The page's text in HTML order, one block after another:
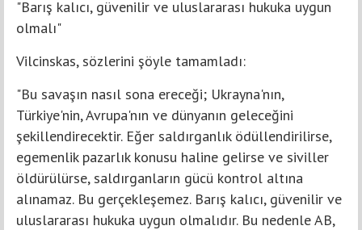
"Barış kalıcı, güvenilir ve uluslararası hukuka uygun
olmalı"
Vilcinskas, sözlerini şöyle tamamladı:
"Bu savaşın nasıl sona ereceği; Ukrayna'nın,
Türkiye'nin, Avrupa'nın ve dünyanın geleceğini
şekillendirecektir. Eğer saldırganlık ödüllendirilirse,
egemenlik pazarlık konusu haline gelirse ve siviller
öldürülürse, saldırganların gücü kontrol altına
alınamaz. Bu gerçekleşemez. Barış kalıcı, güvenilir ve
uluslararası hukuka uygun olmalıdır. Bu nedenle AB,